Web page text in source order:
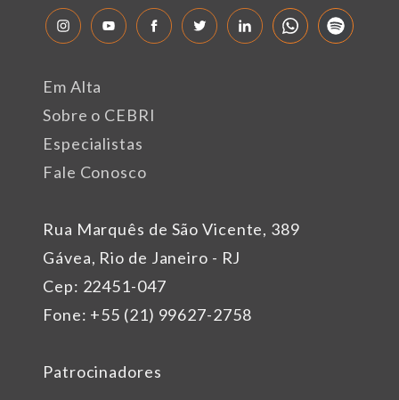
Rua Marquês de São Vicente, 389
Gávea, Rio de Janeiro - RJ
Cep: 22451-047
Fone: +55 (21) 99627-2758
Em Alta
Sobre o CEBRI
Especialistas
Fale Conosco
Patrocinadores